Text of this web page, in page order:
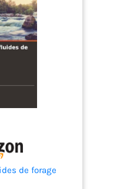
de forage